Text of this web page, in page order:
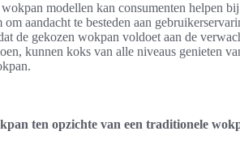
modellen kan consumenten helpen
aandacht te besteden aan
de gekozen wokpan voldoet aan de
kunnen koks van alle niveaus genieten
ten opzichte van een traditionele